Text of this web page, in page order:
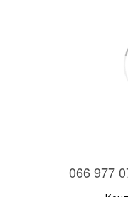
066 977